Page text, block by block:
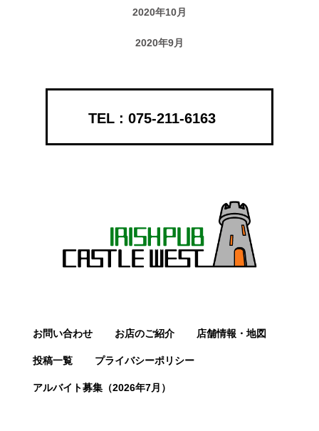
2020年10月
2020年9月
075-211-6163
お問い合わせ お店のご紹介 店舗情報・地図
投稿一覧 プライバシーポリシー
アルバイト募集（2026年7月）